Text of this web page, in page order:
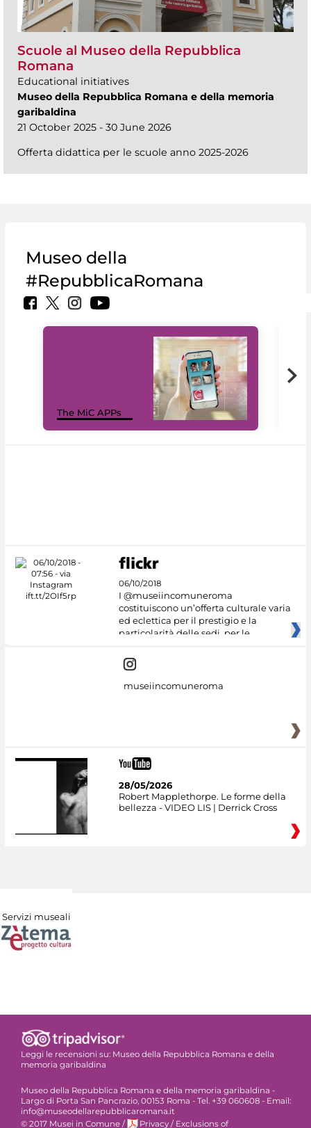
Scuole al Museo della Repubblica
Romana
Educational initiatives
Museo della Repubblica Romana e della memoria
garibaldina
21 October 2025 - 30 June 2026
Offerta didattica per le scuole anno 2025-2026
Museo della
#RepubblicaRomana
The MiC APPs
06/10/2018
I @museiincomuneroma
costituiscono un’offerta culturale varia
ed eclettica per il prestigio e la
particolarità delle sedi, per le
museiincomuneroma
28/05/2026
Robert Mapplethorpe. Le forme della
bellezza - VIDEO LIS | Derrick Cross
Servizi museali
Leggi le recensioni su: Museo della Repubblica Romana e della
memoria garibaldina
Museo della Repubblica Romana e della memoria garibaldina -
Largo di Porta San Pancrazio, 00153 Roma - Tel. +39 060608 - Email:
info@museodellarepubblicaromana.it
© 2017 Musei in Comune / Privacy / Exclusions of